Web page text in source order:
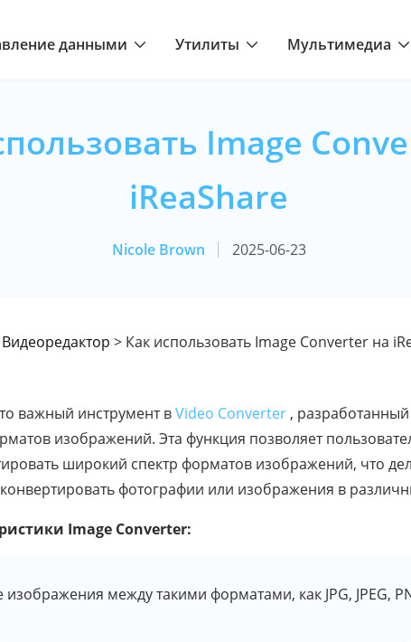
данными Утилиты Мультимедиа
Image
iReaShare
Nicole Brown 2025-06-23
Видеоредактор > Как использовать Image Converter на
важный инструмент вVideo Converter ,
изображений. Эта функция позволяет
широкий спектр форматов изображений, что
фотографии или изображения в
Image Converter:
изображения между такими форматами, как JPG, JPEG,